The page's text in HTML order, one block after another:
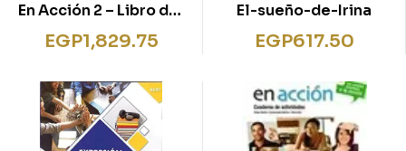
En Acción 2 – Libro del
alumno 2 + audio (B1)
EGP1,829.75
El-sueño-de-Irina
EGP617.50